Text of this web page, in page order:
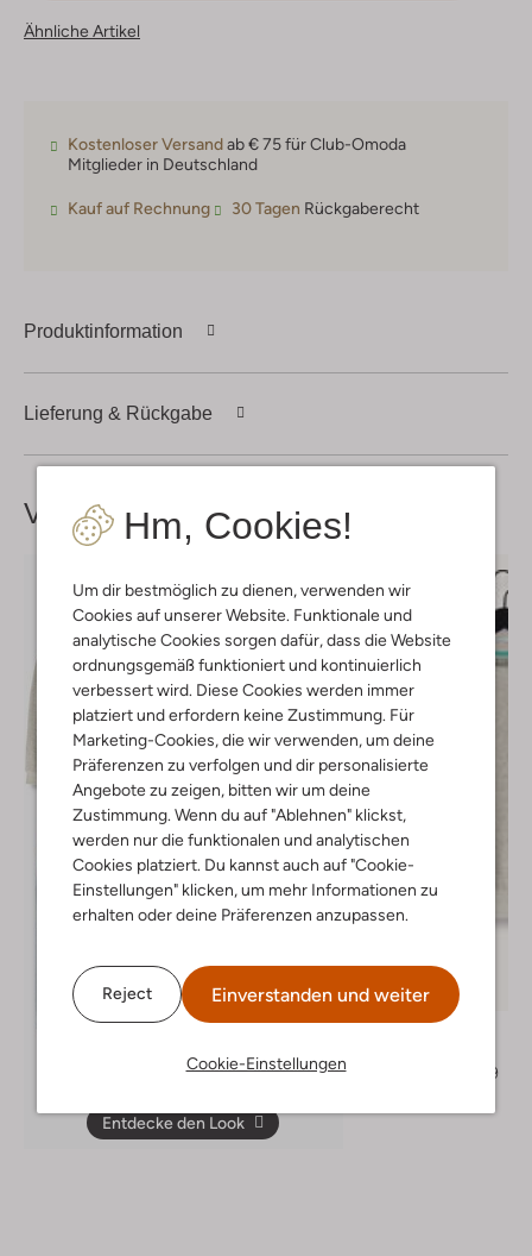
Hm, Cookies!
Um dir bestmöglich zu dienen, verwenden wir
Cookies auf unserer Website. Funktionale und
analytische Cookies sorgen dafür, dass die Website
ordnungsgemäß funktioniert und kontinuierlich
verbessert wird. Diese Cookies werden immer
platziert und erfordern keine Zustimmung. Für
Marketing-Cookies, die wir verwenden, um deine
Präferenzen zu verfolgen und dir personalisierte
Angebote zu zeigen, bitten wir um deine
Zustimmung. Wenn du auf "Ablehnen" klickst,
werden nur die funktionalen und analytischen
Cookies platziert. Du kannst auch auf "Cookie-
Einstellungen" klicken, um mehr Informationen zu
erhalten oder deine Präferenzen anzupassen.
Reject Einverstanden und weiter
Cookie-Einstellungen
Ähnliche Artikel
Kostenloser Versandab € 75 für Club-Omoda
Mitglieder in Deutschland
Kauf auf Rechnung 30 Tagen Rückgaberecht
Produktinformation
Lieferung & Rückgabe
Vervollständige deinenLook
Entdecke den Look
Letzter Artikel
-60%
€ 23,99